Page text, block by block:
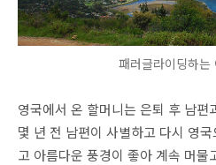
패러글라이딩하는
영국에서 온 할머니는 은퇴 후 남
몇 년 전 남편이 사별하고 다시 영
고 아름다운 풍경이 좋아 계속 머물